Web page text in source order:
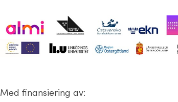
Med finansiering av: